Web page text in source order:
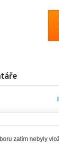
zatím nebyly